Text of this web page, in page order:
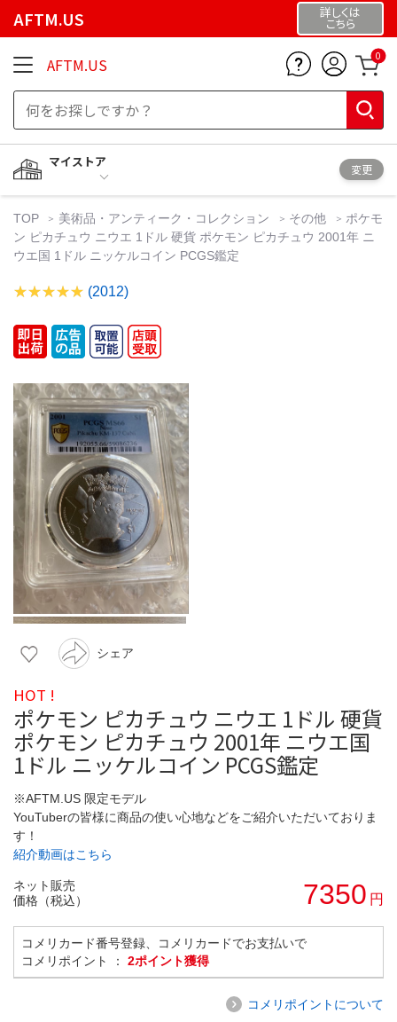
AFTM.US 詳しくは
こちら
AFTM.US 0
マイストア
変更
TOP 美術品・アンティーク・コレクション その他
ポケモ
ン ピカチュウ ニウエ 1ドル 硬貨 ポケモン ピカチュウ 2001年 ニ
ウエ国 1ドル ニッケルコイン PCGS鑑定
(2012)
シェア
HOT !
ポケモン ピカチュウ ニウエ 1ドル 硬貨
ポケモン ピカチュウ 2001年 ニウエ国
1ドル ニッケルコイン PCGS鑑定
※AFTM.US 限定モデル
YouTuberの皆様に商品の使い心地などをご紹介いただいておりま
す！
紹介動画はこちら
ネット販売
価格（税込）
7350 円
コメリカード番号登録、コメリカードでお支払いで
コメリポイント ： 2ポイント獲得
コメリポイントについて